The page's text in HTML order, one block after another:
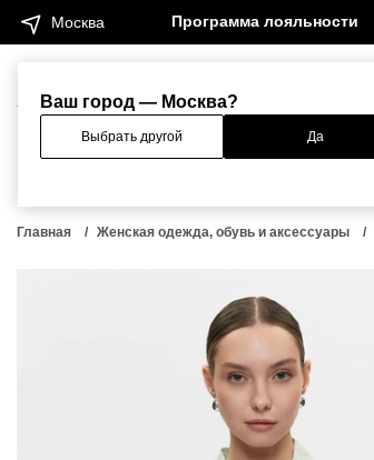
Ваш город — Москва?
Выбрать другой Да
Москва Программа лояльности
Женщинам Мужчинам
Главная Женская одежда, обувь и аксессуары